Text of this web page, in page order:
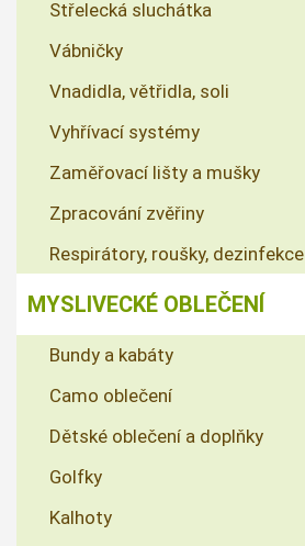
Střelecká sluchátka
Vábničky
Vnadidla, větřidla, soli
Vyhřívací systémy
Zaměřovací lišty a mušky
Zpracování zvěřiny
Respirátory, roušky, dezinfekce
MYSLIVECKÉ OBLEČENÍ
Bundy a kabáty
Camo oblečení
Dětské oblečení a doplňky
Golfky
Kalhoty